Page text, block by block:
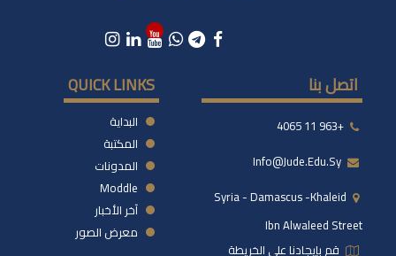
اتصل بنا
+963 11 4065
Syria - Damascus -khaleid
Ibn Alwaleed Street
قم بإيجادنا على الخريطة
QUICK LINKS
البداية
المكتبة
المدونات
Moddle
آخر الأخبار
معرض الصور